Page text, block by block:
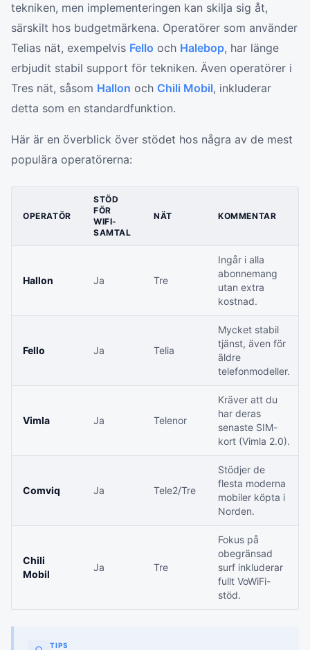
tekniken, men implementeringen kan skilja sig åt,
särskilt hos budgetmärkena. Operatörer som använder
Telias nät, exempelvis Fello och Halebop, har länge
erbjudit stabil support för tekniken. Även operatörer i
Tres nät, såsom Hallon och Chili Mobil, inkluderar
detta som en standardfunktion.
Här är en överblick över stödet hos några av de mest
populära operatörerna:
OPERATÖR
STÖD
FÖR
WIFI-
SAMTAL
NÄT KOMMENTAR
Hallon Ja Tre
Ingår i alla
abonnemang
utan extra
kostnad.
Fello Ja Telia
Mycket stabil
tjänst, även för
äldre
telefonmodeller.
Vimla Ja Telenor
Kräver att du
har deras
senaste SIM-
kort (Vimla 2.0).
Comviq Ja Tele2/Tre
Stödjer de
flesta moderna
mobiler köpta i
Norden.
Chili
Mobil
Ja Tre
Fokus på
obegränsad
surf inkluderar
fullt VoWiFi-
stöd.
TIPS